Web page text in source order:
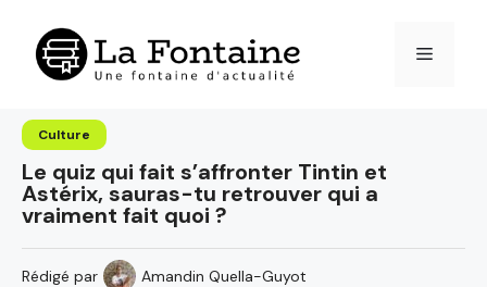
contenu
Menu
Culture
Le quiz qui fait s’affronter Tintin et
Astérix, sauras-tu retrouver qui a
vraiment fait quoi ?
Rédigé par
Amandin Quella-Guyot